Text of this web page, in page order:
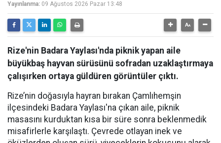
Yayınlanma: 09 Ağustos 2026 Pazar 13:48
Rize'nin Badara Yaylası'nda piknik yapan aile
büyükbaş hayvan sürüsünü sofradan uzaklaştırmaya
çalışırken ortaya güldüren görüntüler çıktı.
Rize’nin doğasıyla hayran bırakan Çamlıhemşin
ilçesindeki Badara Yaylası'na çıkan aile, piknik
masasını kurduktan kısa bir süre sonra beklenmedik
misafirlerle karşılaştı. Çevrede otlayan inek ve